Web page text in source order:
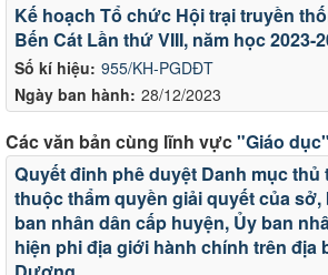
Số kí hiệu: 955/KH-PGDĐT
Ngày ban hành: 28/12/2023
Kế hoạch Tổ chức Hội trại truyền
Bến Cát Lần thứ VIII, năm học 2023-
Các văn bản cùng lĩnh vực"Giáo dục"
Quyết đinh phê duyệt Danh mục thủ
thuộc thẩm quyền giải quyết của sở,
ban nhân dân cấp huyện, Ủy ban
hiện phi địa giới hành chính trên địa